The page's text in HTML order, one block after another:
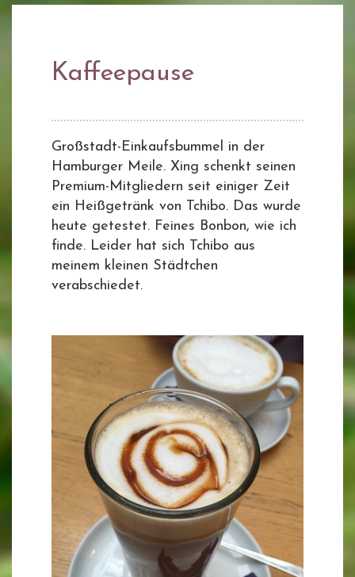
Kaffeepause
Großstadt-Einkaufsbummel in der
Hamburger Meile. Xing schenkt seinen
Premium-Mitgliedern seit einiger Zeit
ein Heißgetränk von Tchibo. Das wurde
heute getestet. Feines Bonbon, wie ich
finde. Leider hat sich Tchibo aus
meinem kleinen Städtchen
verabschiedet.